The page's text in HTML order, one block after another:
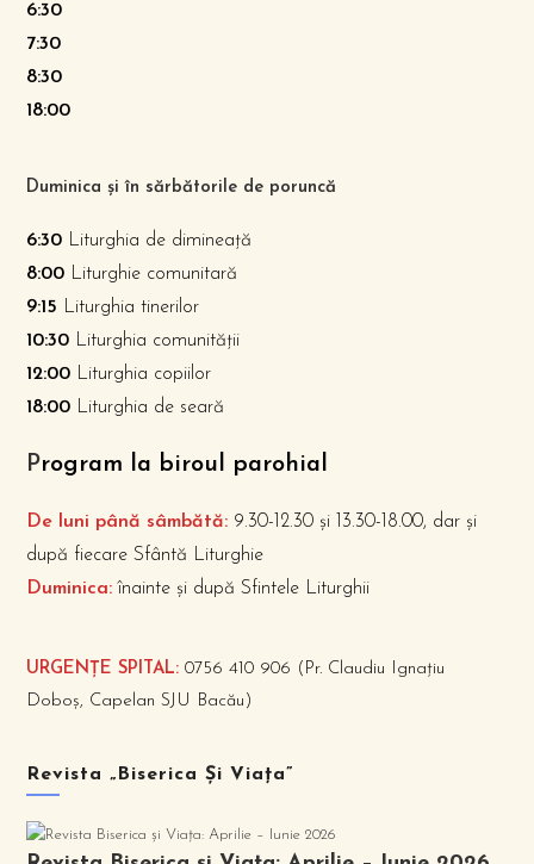
6:30
7:30
8:30
18:00
Duminica și în sărbătorile de poruncă
6:30 Liturghia de dimineață
8:00 Liturghie comunitară
9:15 Liturghia tinerilor
10:30 Liturghia comunității
12:00 Liturghia copiilor
18:00 Liturghia de seară
Program la biroul parohial
De luni până sâmbătă: 9.30-12.30 și 13.30-18.00, dar și
după fiecare Sfântă Liturghie
Duminica: înainte și după Sfintele Liturghii
URGENȚE SPITAL: 0756 410 906 (Pr. Claudiu Ignațiu
Doboș, Capelan SJU Bacău)
Revista „Biserica Și Viața”